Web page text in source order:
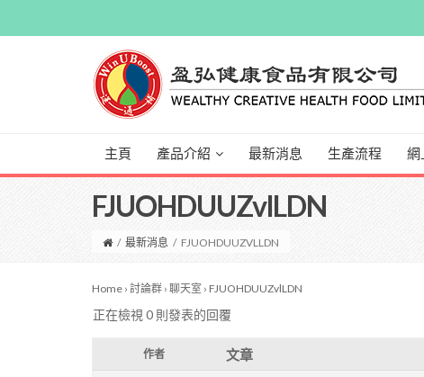
主頁 產品介紹 最新消息 生產流程 網
FJUOHDUUZvlLDN
/ 最新消息 / FJUOHDUUZVLLDN
Home › 討論群 › 聊天室 › FJUOHDUUZvlLDN
正在檢視 0 則發表的回覆
作者 文章